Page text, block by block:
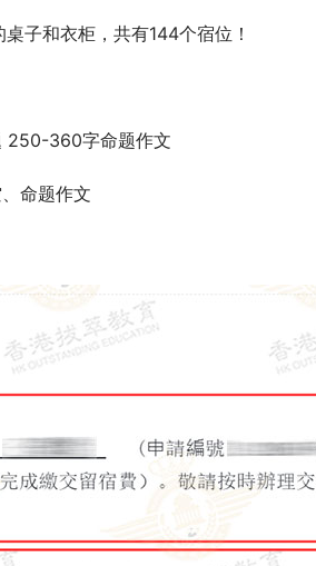
子和衣柜，共有144个宿位！
250-360字命题作文
命题作文